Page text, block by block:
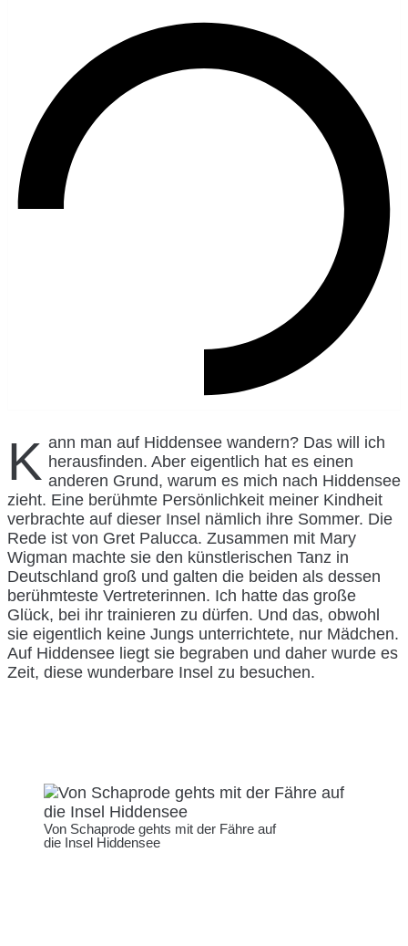
Kann man auf Hiddensee wandern? Das will ich herausfinden. Aber eigentlich hat es einen
anderen Grund, warum es mich nach Hiddensee
zieht. Eine berühmte Persönlichkeit meiner Kindheit
verbrachte auf dieser Insel nämlich ihre Sommer. Die
Rede ist von Gret Palucca. Zusammen mit Mary
Wigman machte sie den künstlerischen Tanz in
Deutschland groß und galten die beiden als dessen
berühmteste Vertreterinnen. Ich hatte das große
Glück, bei ihr trainieren zu dürfen. Und das, obwohl
sie eigentlich keine Jungs unterrichtete, nur Mädchen.
Auf Hiddensee liegt sie begraben und daher wurde es
Zeit, diese wunderbare Insel zu besuchen.
Von Schaprode gehts mit der Fähre auf
die Insel Hiddensee